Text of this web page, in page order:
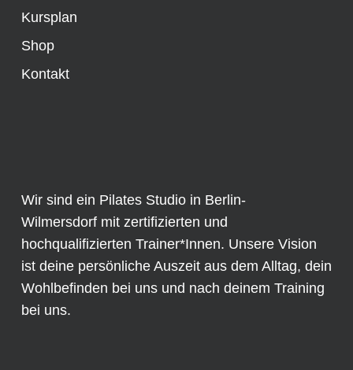
Kursplan
Shop
Kontakt
Wir sind ein Pilates Studio in Berlin-
Wilmersdorf mit zertifizierten und
hochqualifizierten Trainer*Innen. Unsere Vision
ist deine persönliche Auszeit aus dem Alltag, dein
Wohlbefinden bei uns und nach deinem Training
bei uns.